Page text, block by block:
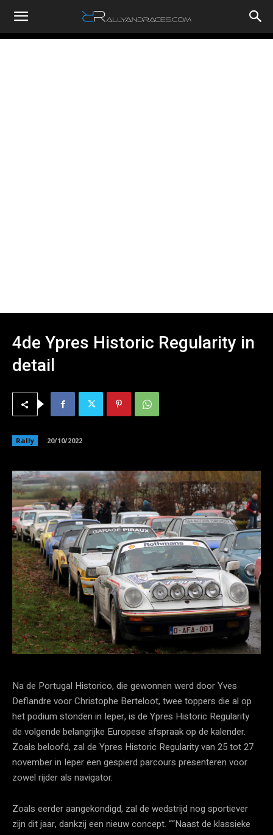
RallyandRaces.com
4de Ypres Historic Regularity in
detail
Rally 20/10/2022
Na de Portugal Historico, die gewonnen werd door Yves
Deflandre voor Christophe Berteloot, twee toppers die al op
het podium stonden in Ieper, is de Ypres Historic Regularity
de volgende belangrijke Europese afspraak op de kalender.
Zoals beloofd, zal de Ypres Historic Regularity van 25 tot 27
november in Ieper een gespierd parcours presenteren voor
zowel rijder als navigator.
Zoals eerder aangekondigd, zal de wedstrijd nog sportiever
zijn dit jaar, dankzij een nieuw concept. ““Naast de klassieke